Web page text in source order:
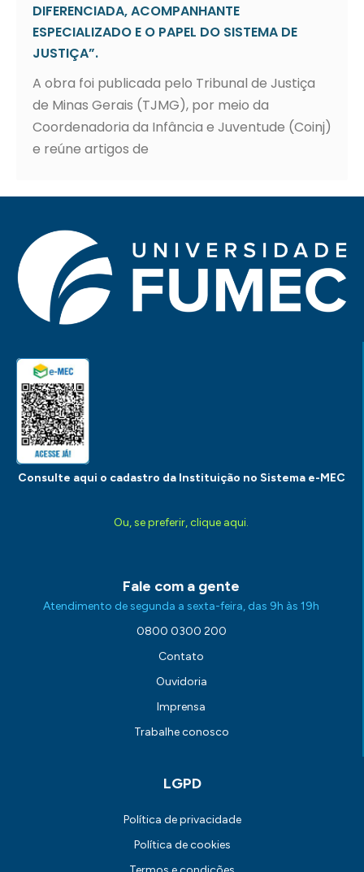
DIFERENCIADA, ACOMPANHANTE
ESPECIALIZADO E O PAPEL DO SISTEMA DE
JUSTIÇA”.
A obra foi publicada pelo Tribunal de Justiça
de Minas Gerais (TJMG), por meio da
Coordenadoria da Infância e Juventude (Coinj)
e reúne artigos de
Consulte aqui o cadastro da Instituição no Sistema e-MEC
Ou, se preferir, clique aqui.
Fale com a gente
Atendimento de segunda a sexta-feira, das 9h às 19h
0800 0300 200
Contato
Ouvidoria
Imprensa
Trabalhe conosco
LGPD
Política de privacidade
Política de cookies